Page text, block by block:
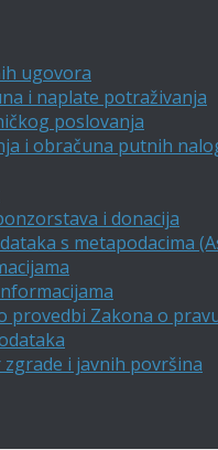
ugovora
i naplate potraživanja
poslovanja
i obračuna putnih
i donacija
s metapodacima
provedbi Zakona o
i javnih površina